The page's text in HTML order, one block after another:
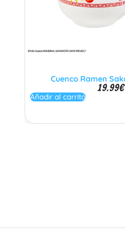
Cuenco Ramen
19.99€
Añadir al carrito